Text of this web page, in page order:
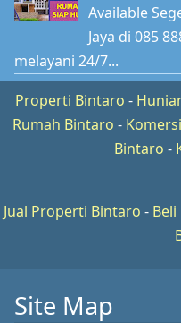
Available
Jaya di 085
melayani 24/7...
Properti Bintaro -
Rumah Bintaro -
Bintaro -
Jual Properti Bintaro -
Site Map